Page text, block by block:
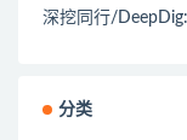
深挖同行/
分类